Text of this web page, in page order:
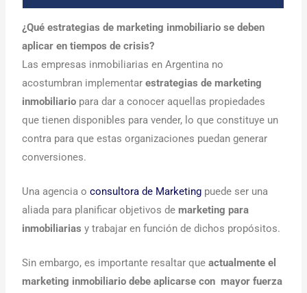
¿Qué estrategias de marketing inmobiliario se deben
aplicar en tiempos de crisis?
Las empresas inmobiliarias en Argentina no
acostumbran implementarestrategias de marketing
inmobiliario para dar a conocer aquellas propiedades
que tienen disponibles para vender, lo que constituye un
contra para que estas organizaciones puedan generar
conversiones.
Una agencia oconsultora de Marketing puede ser una
aliada para planificar objetivos demarketing para
inmobiliarias y trabajar en función de dichos propósitos.
Sin embargo, es importante resaltar queactualmente el
marketing inmobiliario debe aplicarse con mayor fuerza